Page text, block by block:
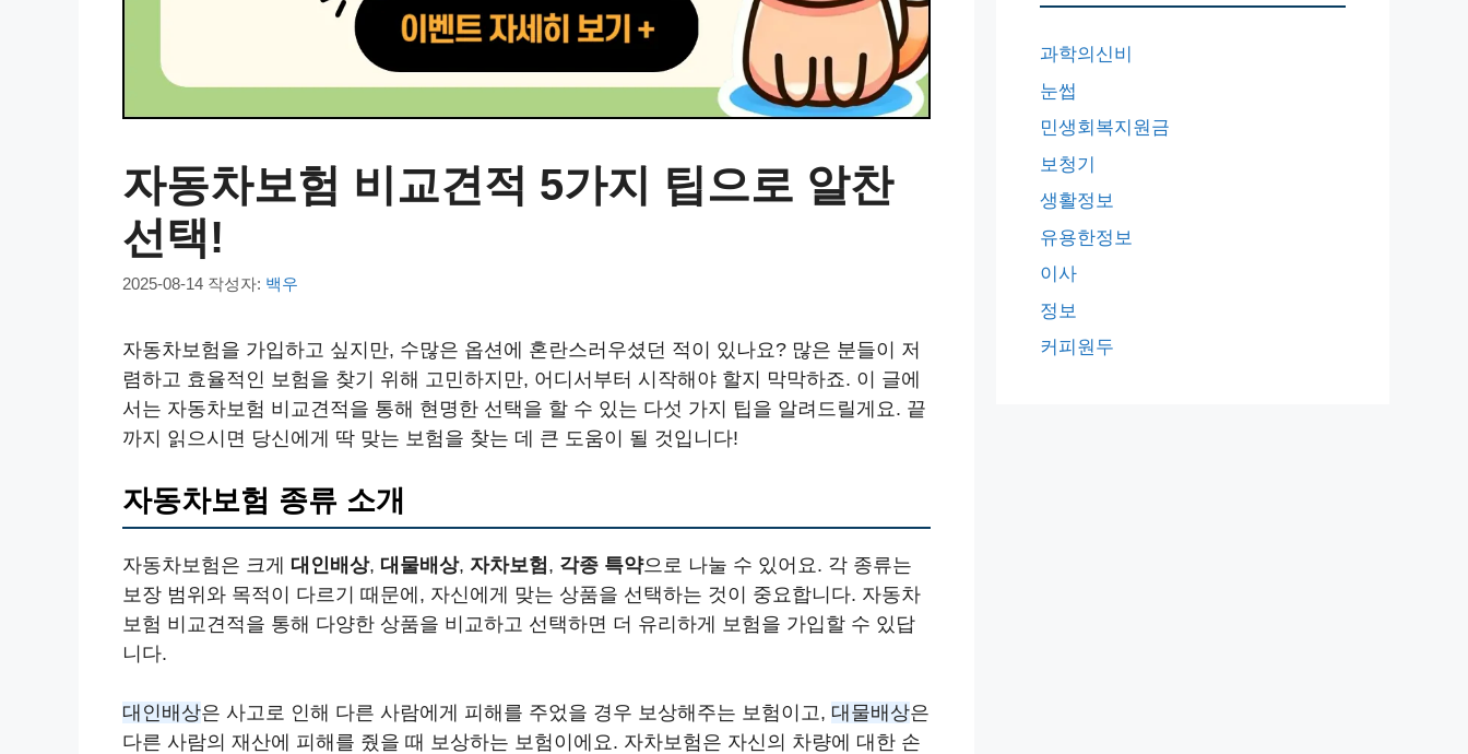
자동차보험 비교견적 5가지 팁으로 알찬
선택!
2025-08-14 작성자: 백우
자동차보험을 가입하고 싶지만, 수많은 옵션에 혼란스러우셨던 적이 있나요? 많은 분들이 저
렴하고 효율적인 보험을 찾기 위해 고민하지만, 어디서부터 시작해야 할지 막막하죠. 이 글에
서는 자동차보험 비교견적을 통해 현명한 선택을 할 수 있는 다섯 가지 팁을 알려드릴게요. 끝
까지 읽으시면 당신에게 딱 맞는 보험을 찾는 데 큰 도움이 될 것입니다!
자동차보험 종류 소개
자동차보험은 크게 대인배상, 대물배상, 자차보험, 각종 특약으로 나눌 수 있어요. 각 종류는
보장 범위와 목적이 다르기 때문에, 자신에게 맞는 상품을 선택하는 것이 중요합니다. 자동차
보험 비교견적을 통해 다양한 상품을 비교하고 선택하면 더 유리하게 보험을 가입할 수 있답
니다.
대인배상은 사고로 인해 다른 사람에게 피해를 주었을 경우 보상해주는 보험이고, 대물배상은
다른 사람의 재산에 피해를 줬을 때 보상하는 보험이에요. 자차보험은 자신의 차량에 대한 손
과학의신비
눈썹
민생회복지원금
보청기
생활정보
유용한정보
이사
정보
커피원두